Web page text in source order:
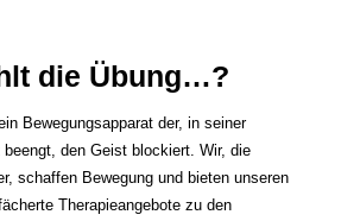
die Übung…?
Bewegungsapparat der, in seiner
beengt, den Geist blockiert. Wir, die
schaffen Bewegung und bieten unseren
Therapieangebote zu den